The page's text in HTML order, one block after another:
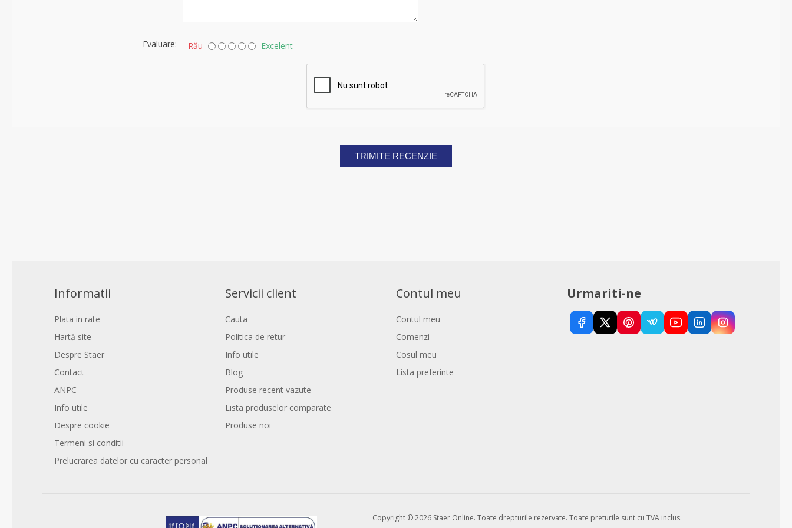
Evaluare: Rău Excelent
TRIMITE RECENZIE
Informatii
Plata in rate
Hartă site
Despre Staer
Contact
ANPC
Info utile
Despre cookie
Termeni si conditii
Prelucrarea datelor cu caracter personal
Servicii client
Cauta
Politica de retur
Info utile
Blog
Produse recent vazute
Lista produselor comparate
Produse noi
Contul meu
Contul meu
Comenzi
Cosul meu
Lista preferinte
Urmariti-ne
Copyright © 2026 Staer Online. Toate drepturile rezervate. Toate preturile sunt cu TVA inclus.